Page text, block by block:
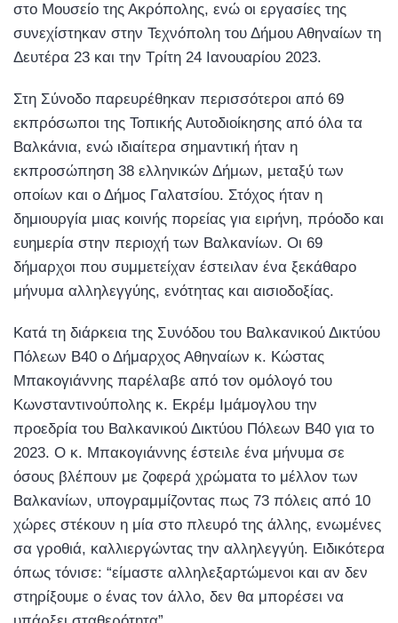
στο Μουσείο της Ακρόπολης, ενώ οι εργασίες της
συνεχίστηκαν στην Τεχνόπολη του Δήμου Αθηναίων τη
Δευτέρα 23 και την Τρίτη 24 Ιανουαρίου 2023.
Στη Σύνοδο παρευρέθηκαν περισσότεροι από 69
εκπρόσωποι της Τοπικής Αυτοδιοίκησης από όλα τα
Βαλκάνια, ενώ ιδιαίτερα σημαντική ήταν η
εκπροσώπηση 38 ελληνικών Δήμων, μεταξύ των
οποίων και ο Δήμος Γαλατσίου. Στόχος ήταν η
δημιουργία μιας κοινής πορείας για ειρήνη, πρόοδο και
ευημερία στην περιοχή των Βαλκανίων. Οι 69
δήμαρχοι που συμμετείχαν έστειλαν ένα ​ξεκάθαρο
μήνυμα αλληλεγγύης, ενότητας και αισιοδοξίας​.​
Κατά τη διάρκεια της Συνόδου του Βαλκανικού Δικτύου
Πόλεων B40 ο Δήμαρχος Αθηναίων κ. Κώστας
Μπακογιάννης παρέλαβε από τον ομόλογό του
Κωνσταντινούπολης κ. Εκρέμ Ιμάμογλου την
προεδρία του Βαλκανικού Δικτύου Πόλεων B40 για το
2023. Ο κ. Μπακογιάννης έστειλε ένα μήνυμα σε
όσους βλέπουν με ζοφερά χρώματα το μέλλον των
Βαλκανίων, υπογραμμίζοντας πως 73 πόλεις από 10
χώρες στέκουν η μία στο πλευρό της άλλης, ενωμένες
σα γροθιά, καλλιεργώντας την αλληλεγγύη. Ειδικότερα
όπως τόνισε: “είμαστε αλληλεξαρτώμενοι και αν δεν
στηρίξουμε ο ένας τον άλλο, δεν θα μπορέσει να